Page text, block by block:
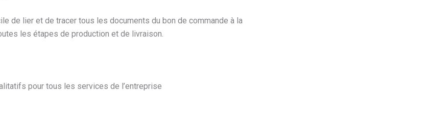
de lier et de tracer tous les documents du bon de commande à la
les étapes de production et de livraison.
pour tous les services de l’entreprise